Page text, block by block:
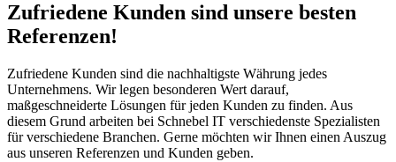
Zufriedene Kunden sind unsere besten
Referenzen!
Zufriedene Kunden sind die nachhaltigste Währung jedes
Unternehmens. Wir legen besonderen Wert darauf,
maßgeschneiderte Lösungen für jeden Kunden zu finden. Aus
diesem Grund arbeiten bei Schnebel IT verschiedenste Spezialisten
für verschiedene Branchen. Gerne möchten wir Ihnen einen Auszug
aus unseren Referenzen und Kunden geben.